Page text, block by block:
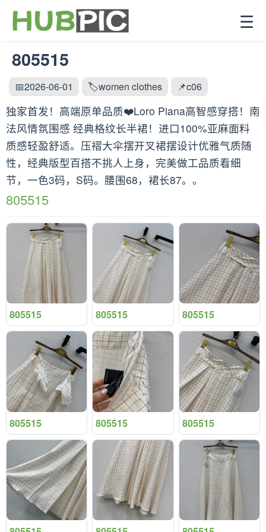
☰
805515
📅2026-06-01 🏷️women clothes 📌c06
独家首发！高端原单品质❤️Loro Piana高智感穿搭！南
法风情氛围感 经典格纹长半裙！进口100%亚麻面料
质感轻盈舒适。压褶大伞摆开叉裙摆设计优雅气质随
性，经典版型百搭不挑人上身，完美做工品质看细
节，一色3码，S码。腰围68，裙长87。。
805515
805515 805515 805515
805515 805515 805515